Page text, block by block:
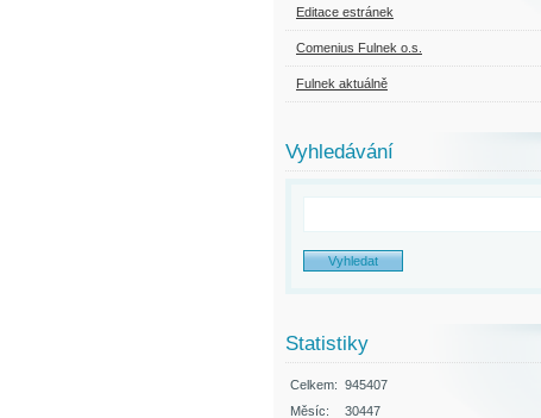
Editace estránek
Comenius Fulnek o.s.
Fulnek aktuálně
Vyhledávání
Statistiky
Celkem: 945407
Měsíc:
30447